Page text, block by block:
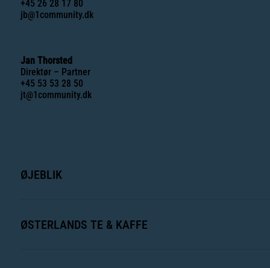
+45 26 28 17 80
jb@1community.dk
Jan Thorsted
Direktør – Partner
+45 53 53 28 50
jt@1community.dk
ØJEBLIK
ØSTERLANDS TE & KAFFE